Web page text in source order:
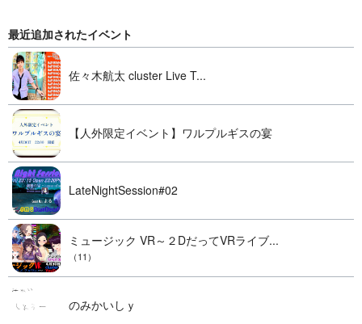
最近追加されたイベント
佐々木航太 cluster Live T...
【人外限定イベント】ワルプルギスの宴
LateNightSession#02
ミュージック VR～２DだってVRライブ...
（11）
のみかいしｙ